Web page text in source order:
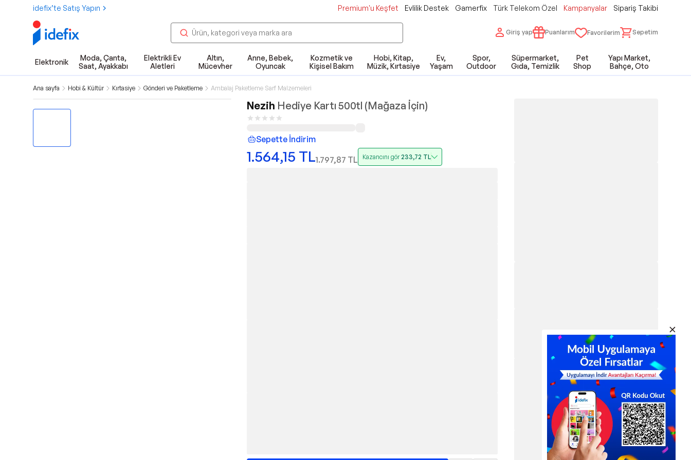
idefix’te Satış Yapın Premium'u Keşfet Evlilik Destek Gamerfix Türk Telekom Özel Kampanyalar Sipariş Takibi
Giriş yap Puanlarım Favorilerim Sepetim
Elektronik
Moda, Çanta,
Saat, Ayakkabı
Elektrikli Ev
Aletleri
Altın,
Mücevher
Anne, Bebek,
Oyuncak
Kozmetik ve
Kişisel Bakım
Hobi, Kitap,
Müzik, Kırtasiye
Ev,
Yaşam
Spor,
Outdoor
Süpermarket,
Gıda, Temizlik
Pet
Shop
Yapı Market,
Bahçe, Oto
Ana sayfa Hobi & Kültür Kırtasiye Gönderi ve Paketleme Ambalaj Paketleme Sarf Malzemeleri
Nezih Hediye Kartı 500tl (Mağaza İçin)
Sepette İndirim
1.564,15 TL1.797,87 TL Kazancını gör233,72 TL